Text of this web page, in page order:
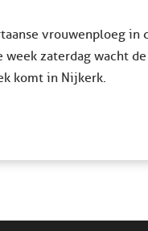
vrouwenploeg
week zaterdag wacht
komt in Nijkerk.